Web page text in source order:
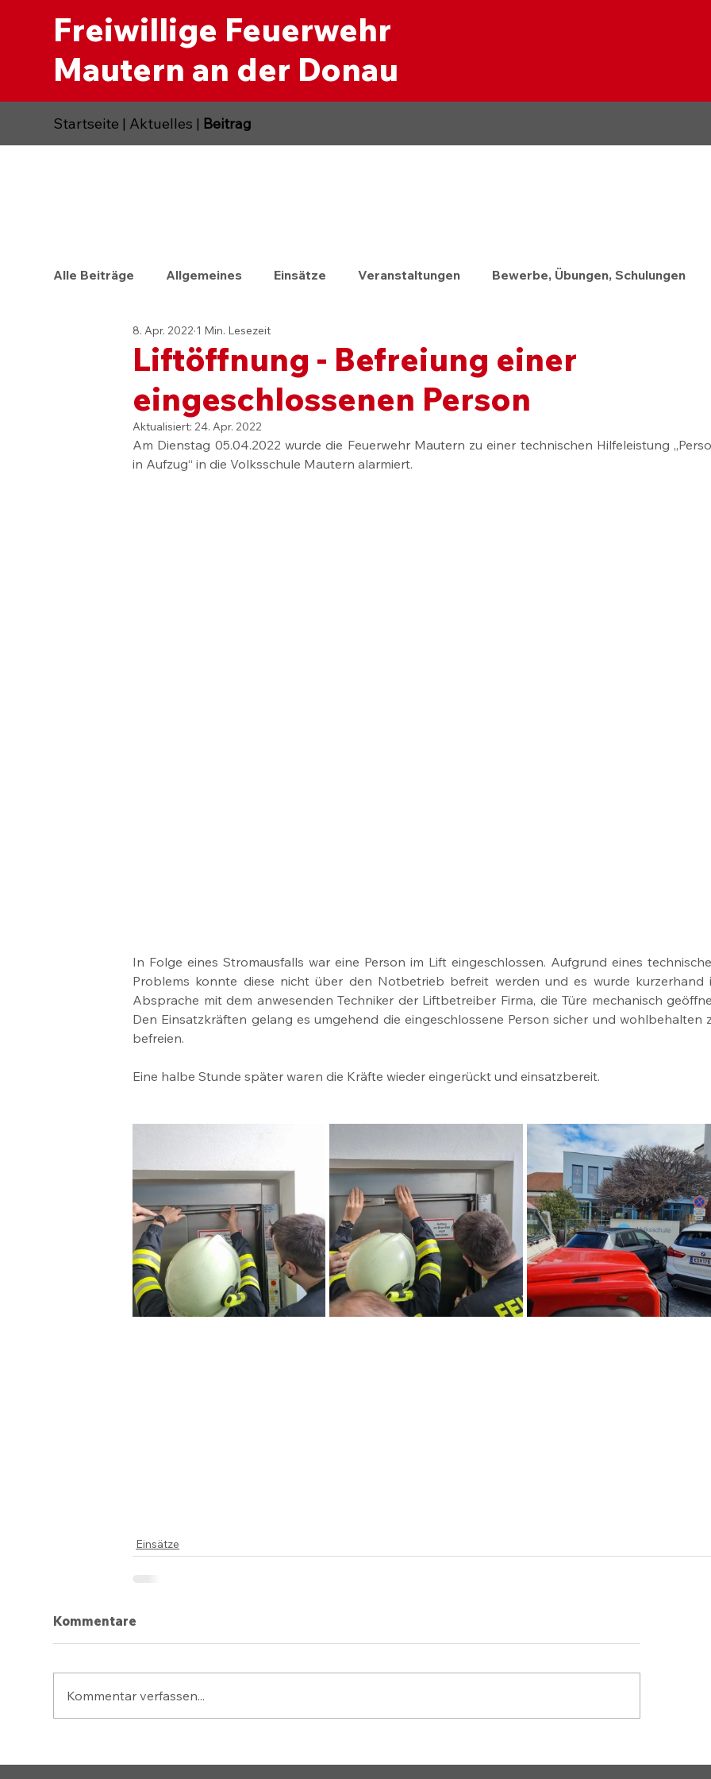
Freiwillige Feuerwehr
Mautern an der Donau
Alle Beiträge Allgemeines Einsätze Veranstaltungen Bewerbe, Übungen, Schulungen
Liftöffnung - Befreiung einer
eingeschlossenen Person
8. Apr. 2022 1 Min. Lesezeit
Aktualisiert:24. Apr. 2022
Am Dienstag 05.04.2022 wurde die Feuerwehr Mautern zu einer technischen Hilfeleistung
in Aufzug“ in die Volksschule Mautern alarmiert.
In Folge eines Stromausfalls war eine Person im Lift eingeschlossen. Aufgrund eines
Problems konnte diese nicht über den Notbetrieb befreit werden und es wurde kurzerhand
Absprache mit dem anwesenden Techniker der Liftbetreiber Firma, die Türe mechanisch
Den Einsatzkräften gelang es umgehend die eingeschlossene Person sicher und wohlbehalten
befreien.
Eine halbe Stunde später waren die Kräfte wieder eingerückt und einsatzbereit.
Einsätze
Kommentare
Kommentar verfassen...
Startseite | Aktuelles | Beitrag